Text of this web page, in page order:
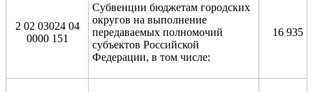
2 02 03024 04
0000 151
Субвенции бюджетам городских
округов на выполнение
передаваемых полномочий
субъектов Российской
Федерации, в том числе:
16 935